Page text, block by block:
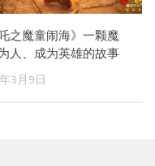
吒之魔童闹海》一颗魔
人、成为英雄的故事
3月9日